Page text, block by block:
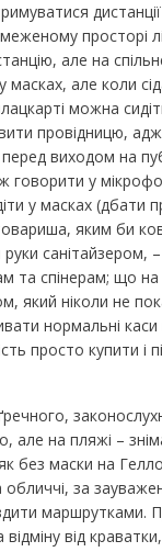
дистанції
просторі
але на
але коли
можна
провідницю,
виходом на
говорити у
у масках
яким би
руки
та спінерам; що
який ніколи не
нормальні
просто купити і
але на пляжі –
без маски на
обличчі, за
маршрутками.
від